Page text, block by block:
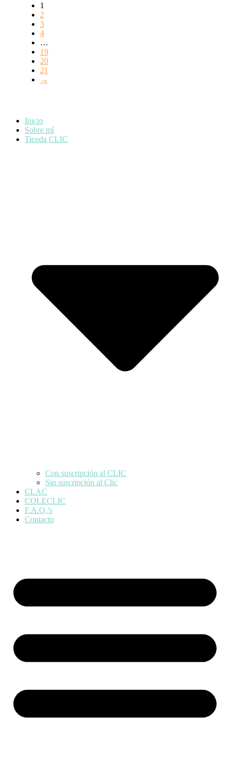
1
2
3
4
…
19
20
21
→
Inicio
Sobre mí
Tienda CLIC
Con suscripción al CLIC
Sin suscripción al Clic
CLAC
COLECLIC
F.A.Q.’s
Contacto